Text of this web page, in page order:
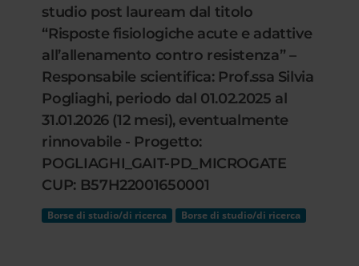
studio post lauream dal titolo
“Risposte fisiologiche acute e adattive
all’allenamento contro resistenza” –
Responsabile scientifica: Prof.ssa Silvia
Pogliaghi, periodo dal 01.02.2025 al
31.01.2026 (12 mesi), eventualmente
rinnovabile - Progetto:
POGLIAGHI_GAIT-PD_MICROGATE
CUP: B57H22001650001
Borse di studio/di ricerca Borse di studio/di ricerca